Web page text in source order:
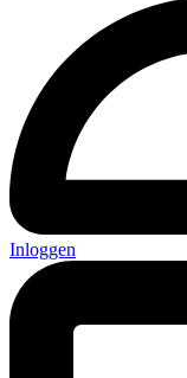
Inloggen